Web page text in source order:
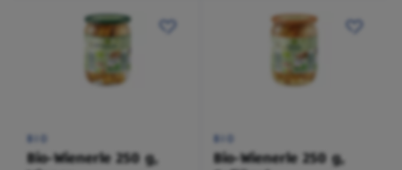
BIO
Bio-Wienerle 250 g,
BIO
Bio-Wienerle 250 g,